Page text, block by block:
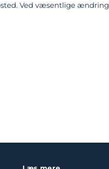
Ved væsentlige